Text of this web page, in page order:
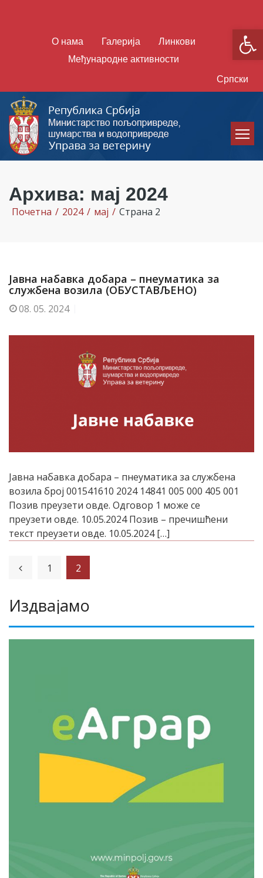
О нама Галерија
Линкови
Међународне активности
Српски
Архива: мај 2024
Почетна / 2024 / мај / Страна 2
Јавна набавка добара – пнеуматика за
службена возила (ОБУСТАВЉЕНО)
08. 05. 2024
Јавна набавка добара – пнеуматика за службена
возила број 001541610 2024 14841 005 000 405 001
Позив преузети овде. Одговор 1 може се
преузети овде. 10.05.2024 Позив – пречишћени
текст преузети овде. 10.05.2024 […]
1 2
Издвајамо